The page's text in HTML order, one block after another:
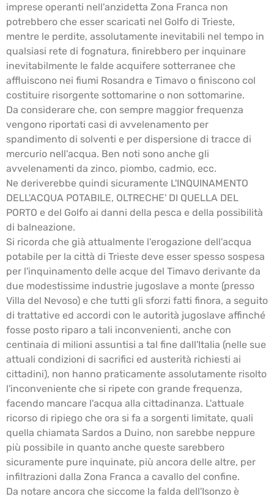
imprese operanti nell'anzidetta Zona Franca non
potrebbero che esser scaricati nel Golfo di Trieste,
mentre le perdite, assolutamente inevitabili nel tempo in
qualsiasi rete di fognatura, finirebbero per inquinare
inevitabilmente le falde acquifere sotterranee che
affluiscono nei fiumi Rosandra e Timavo o finiscono col
costituire risorgente sottomarine o non sottomarine.
Da considerare che, con sempre maggior frequenza
vengono riportati casi di avvelenamento per
spandimento di solventi e per dispersione di tracce di
mercurio nell'acqua. Ben noti sono anche gli
avvelenamenti da zinco, piombo, cadmio, ecc.
Ne deriverebbe quindi sicuramente L'INQUINAMENTO
DELL'ACQUA POTABILE, OLTRECHE' DI QUELLA DEL
PORTO e del Golfo ai danni della pesca e della possibilità
di balneazione.
Si ricorda che già attualmente l'erogazione dell'acqua
potabile per la città di Trieste deve esser spesso sospesa
per l'inquinamento delle acque del Timavo derivante da
due modestissime industrie jugoslave a monte (presso
Villa del Nevoso) e che tutti gli sforzi fatti finora, a seguito
di trattative ed accordi con le autorità jugoslave affinché
fosse posto riparo a tali inconvenienti, anche con
centinaia di milioni assuntisi a tal fine dall'Italia (nelle sue
attuali condizioni di sacrifici ed austerità richiesti ai
cittadini), non hanno praticamente assolutamente risolto
l'inconveniente che si ripete con grande frequenza,
facendo mancare l'acqua alla cittadinanza. L'attuale
ricorso di ripiego che ora si fa a sorgenti limitate, quali
quella chiamata Sardos a Duino, non sarebbe neppure
più possibile in quanto anche queste sarebbero
sicuramente pure inquinate, più ancora delle altre, per
infiltrazioni dalla Zona Franca a cavallo del confine.
Da notare ancora che siccome la falda dell'Isonzo è